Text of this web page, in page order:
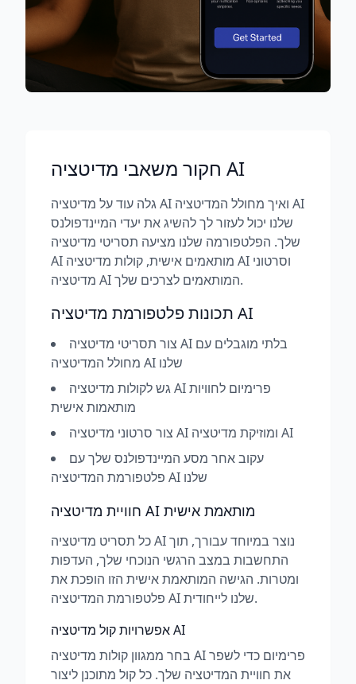
חקור משאבי מדיטציה AI
גלה עוד על מדיטציה AI ואיך מחולל המדיטציה AI
שלנו יכול לעזור לך להשיג את יעדי המיינדפולנס
שלך. הפלטפורמה שלנו מציעה תסריטי מדיטציה
AI מותאמים אישית, קולות מדיטציה AI וסרטוני
מדיטציה AI המותאמים לצרכים שלך.
תכונות פלטפורמת מדיטציה AI
צור תסריטי מדיטציה AI בלתי מוגבלים עם
מחולל המדיטציה AI שלנו
גש לקולות מדיטציה AI פרימיום לחוויות
מותאמות אישית
צור סרטוני מדיטציה AI ומוזיקת מדיטציה AI
עקוב אחר מסע המיינדפולנס שלך עם
פלטפורמת המדיטציה AI שלנו
חוויית מדיטציה AI מותאמת אישית
כל תסריט מדיטציה AI נוצר במיוחד עבורך, תוך
התחשבות במצב הרגשי הנוכחי שלך, העדפות
ומטרות. הגישה המותאמת אישית הזו הופכת את
פלטפורמת המדיטציה AI שלנו לייחודית.
אפשרויות קול מדיטציה AI
בחר ממגוון קולות מדיטציה AI פרימיום כדי לשפר
את חוויית המדיטציה שלך. כל קול מתוכנן ליצור